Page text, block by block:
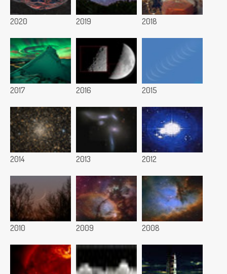
2020 2019 2018
2017 2016 2015
2014 2013 2012
2010 2009 2008